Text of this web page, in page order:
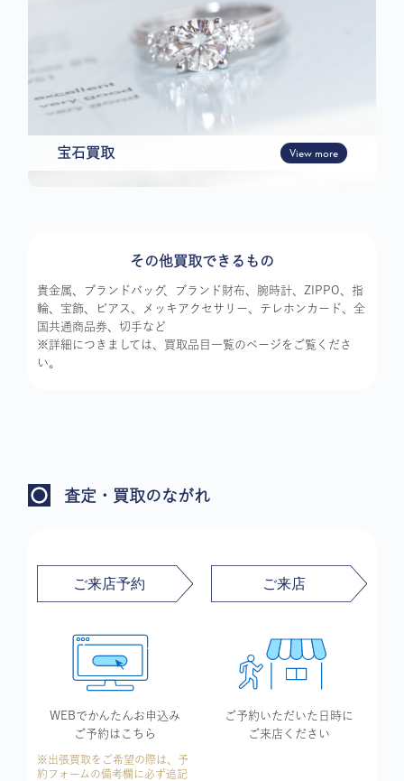
宝石買取 View more
その他買取できるもの
貴金属、ブランドバッグ、ブランド財布、腕時計、ZIPPO、指
輪、宝飾、ピアス、メッキアクセサリー、テレホンカード、全
国共通商品券、切手など
※詳細につきましては、買取品目一覧のページをご覧くださ
い。
査定・買取のながれ
WEBでかんたんお申込み
ご予約はこちら
※出張買取をご希望の際は、予
約フォームの備考欄に必ず追記
ご予約いただいた 日時に
ご来店ください